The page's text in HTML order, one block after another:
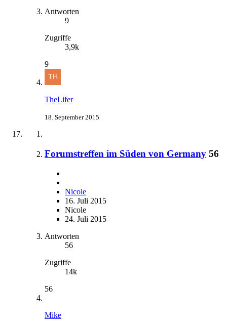
Antworten
9
Zugriffe
3,9k
9
TheLifer
18. September 2015
Forumstreffen im Süden von Germany 56
Nicole
16. Juli 2015
Nicole
24. Juli 2015
Antworten
56
Zugriffe
14k
56
Mike